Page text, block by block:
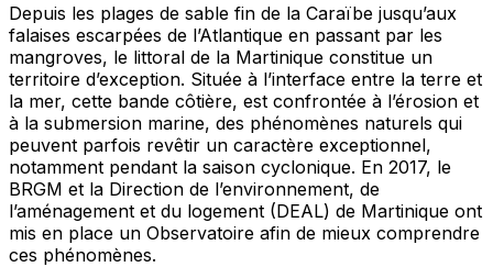
Depuis les plages de sable fin de la Caraïbe jusqu’aux
falaises escarpées de l’Atlantique en passant par les
mangroves, le littoral de la Martinique constitue un
territoire d’exception. Située à l’interface entre la terre et
la mer, cette bande côtière, est confrontée à l’érosion et
à la submersion marine, des phénomènes naturels qui
peuvent parfois revêtir un caractère exceptionnel,
notamment pendant la saison cyclonique. En 2017, le
BRGM et la Direction de l’environnement, de
l’aménagement et du logement (DEAL) de Martinique ont
mis en place un Observatoire afin de mieux comprendre
ces phénomènes.